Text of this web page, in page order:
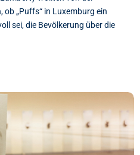
„Puffs“ in Luxemburg ein
sei, die Bevölkerung über die